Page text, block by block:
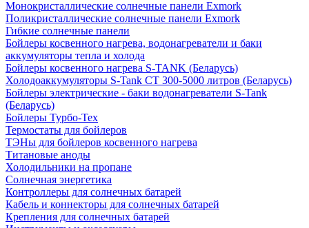
Монокристаллические солнечные панели Exmork
Поликристаллические солнечные панели Exmork
Гибкие солнечные панели
Бойлеры косвенного нагрева, водонагреватели и баки
аккумуляторы тепла и холода
Бойлеры косвенного нагрева S-TANK (Беларусь)
Холодоаккумуляторы S-Tank СТ 300-5000 литров (Беларусь)
Бойлеры электрические - баки водонагреватели S-Tank
(Беларусь)
Бойлеры Турбо-Тех
Термостаты для бойлеров
ТЭНы для бойлеров косвенного нагрева
Титановые аноды
Холодильники на пропане
Солнечная энергетика
Контроллеры для солнечных батарей
Кабель и коннекторы для солнечных батарей
Крепления для солнечных батарей